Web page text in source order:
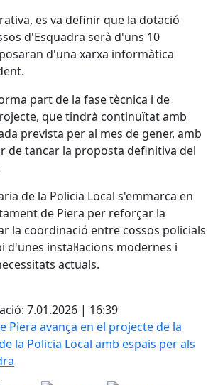
es va definir que la dotació
d'Esquadra serà d'uns 10
d'una xarxa informàtica
part de la fase tècnica i de
que tindrà continuïtat amb
prevista per al mes de gener, amb
de tancar la proposta definitiva del
de la Policia Local s'emmarca en
de Piera per reforçar la
la coordinació entre cossos policials
d'unes instal·lacions modernes i
actuals.
7.01.2026 | 16:39
avança en el projecte de la nova